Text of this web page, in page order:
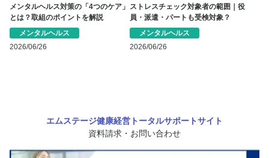
メンタルヘルス対策の「4つのケア」
とは？取組のポイントを解説
メンタルヘルス
2026/06/26
ストレスチェック対象者の範囲｜役
員・派遣・パートも受検対象？
メンタルヘルス
2026/06/26
エムステージ健康経営トータルサポートサイト
資料請求・お問い合わせ